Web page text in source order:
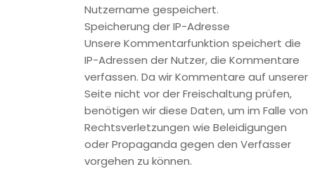
Websitebetreiber hat ein berechtigtes Interesse an der
Analyse des Nutzerverhaltens, um sowohl sein Webangebot
als auch seine Werbung zu optimieren.
IP Anonymisierung
Wir haben auf dieser Website die Funktion IP-
Anonymisierung aktiviert. Dadurch wird Ihre IP-Adresse von
Google innerhalb von Mitgliedstaaten der Europäischen
Union oder in anderen Vertragsstaaten des Abkommens
über den Europäischen Wirtschaftsraum vor der
Übermittlung in die USA gekürzt. Nur in Ausnahmefällen wird